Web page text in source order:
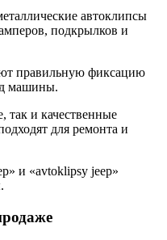
автоклипсы
подкрылков и
правильную фиксацию
машины.
так и качественные
для ремонта и
и «avtoklipsy jeep»